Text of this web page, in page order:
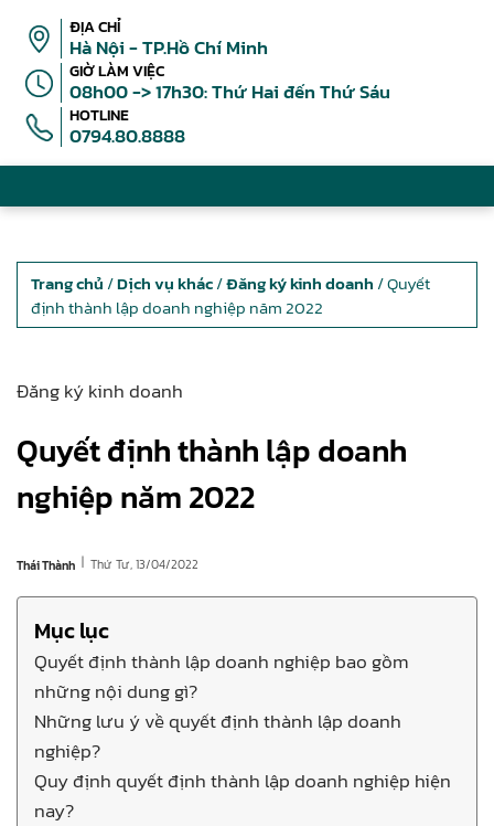
ĐỊA CHỈ
Hà Nội - TP.Hồ Chí Minh
GIỜ LÀM VIỆC
08h00 -> 17h30: Thứ Hai đến Thứ Sáu
HOTLINE
0794.80.8888
Trang chủ /Dịch vụ khác/Đăng ký kinh doanh / Quyết
định thành lập doanh nghiệp năm 2022
Đăng ký kinh doanh
Quyết định thành lập doanh
nghiệp năm 2022
Thái Thành | Thứ Tư, 13/04/2022
Mục lục
Quyết định thành lập doanh nghiệp bao gồm
những nội dung gì?
Những lưu ý về quyết định thành lập doanh
nghiệp?
Quy định quyết định thành lập doanh nghiệp hiện
nay?